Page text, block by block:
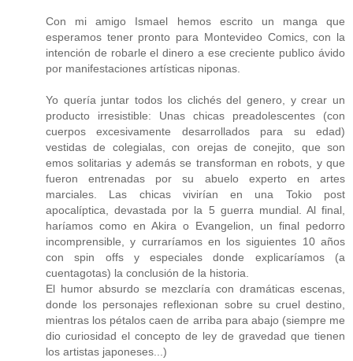
Con mi amigo Ismael hemos escrito un manga que
esperamos tener pronto para Montevideo Comics, con la
intención de robarle el dinero a ese creciente publico ávido
por manifestaciones artísticas niponas.
Yo quería juntar todos los clichés del genero, y crear un
producto irresistible: Unas chicas preadolescentes (con
cuerpos excesivamente desarrollados para su edad)
vestidas de colegialas, con orejas de conejito, que son
emos solitarias y además se transforman en robots, y que
fueron entrenadas por su abuelo experto en artes
marciales. Las chicas vivirían en una Tokio post
apocalíptica, devastada por la 5 guerra mundial. Al final,
haríamos como en Akira o Evangelion, un final pedorro
incomprensible, y curraríamos en los siguientes 10 años
con spin offs y especiales donde explicaríamos (a
cuentagotas) la conclusión de la historia.
El humor absurdo se mezclaría con dramáticas escenas,
donde los personajes reflexionan sobre su cruel destino,
mientras los pétalos caen de arriba para abajo (siempre me
dio curiosidad el concepto de ley de gravedad que tienen
los artistas japoneses...)